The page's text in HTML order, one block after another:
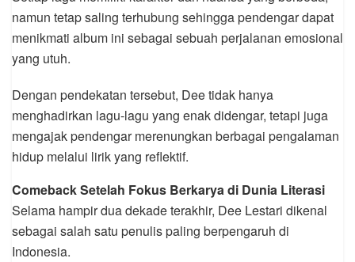
namun tetap saling terhubung sehingga pendengar dapat
menikmati album ini sebagai sebuah perjalanan emosional
yang utuh.
Dengan pendekatan tersebut, Dee tidak hanya
menghadirkan lagu-lagu yang enak didengar, tetapi juga
mengajak pendengar merenungkan berbagai pengalaman
hidup melalui lirik yang reflektif.
Comeback Setelah Fokus Berkarya di Dunia Literasi
Selama hampir dua dekade terakhir, Dee Lestari dikenal
sebagai salah satu penulis paling berpengaruh di
Indonesia.